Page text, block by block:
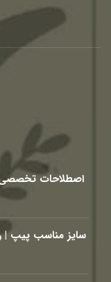
اصطلاحات تخصصی
سایز مناسب پیپ |